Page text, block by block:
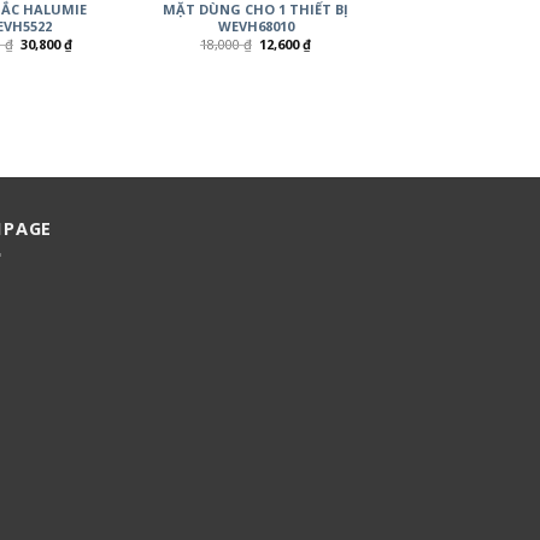
HALUMIE
₫ 30,800₫
MẶT DÙNG CHO 1 THIẾT BỊ
WEVH68010
18,000₫ 12,600₫